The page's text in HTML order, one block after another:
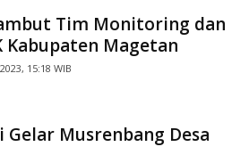
Tim Monitoring dan
Kabupaten Magetan
15:18 WIB
Gelar Musrenbang Desa